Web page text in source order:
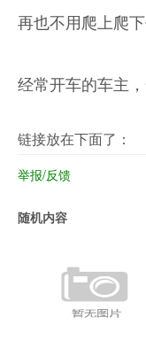
再也不用爬上爬
经常开车的车主
链接放在下面了：
举报/反馈
随机内容